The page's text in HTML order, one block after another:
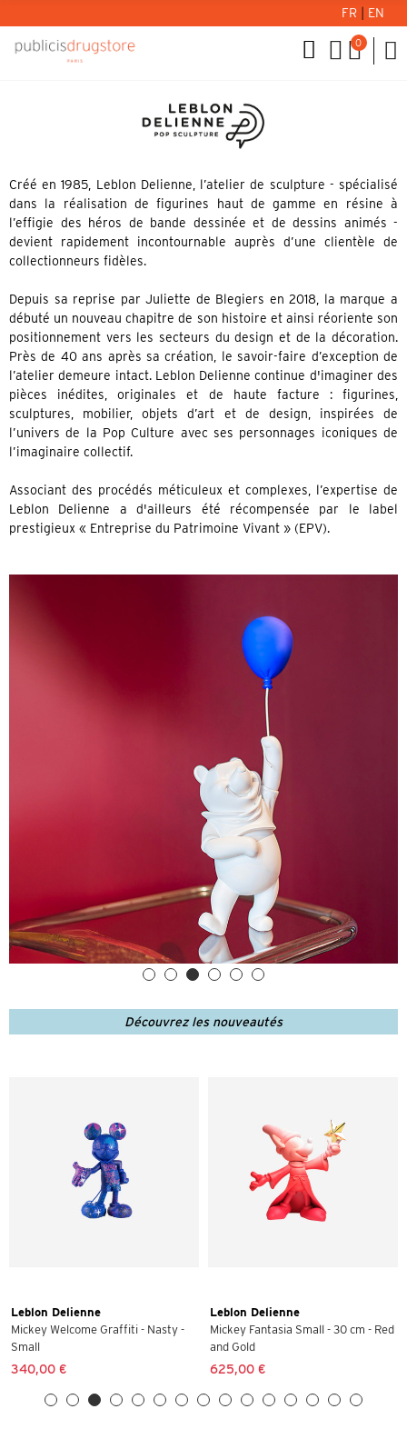
FR EN
0
Créé en 1985, Leblon Delienne, l’atelier de sculpture - spécialisé
dans la réalisation de figurines haut de gamme en résine à
l’effigie des héros de bande dessinée et de dessins animés -
devient rapidement incontournable auprès d’une clientèle de
collectionneurs fidèles.
Depuis sa reprise par Juliette de Blegiers en 2018, la marque a
débuté un nouveau chapitre de son histoire et ainsi réoriente son
positionnement vers les secteurs du design et de la décoration.
Près de 40 ans après sa création, le savoir-faire d’exception de
l’atelier demeure intact. Leblon Delienne continue d'imaginer des
pièces inédites, originales et de haute facture : figurines,
sculptures, mobilier, objets d’art et de design, inspirées de
l’univers de la Pop Culture avec ses personnages iconiques de
l’imaginaire collectif.
Associant des procédés méticuleux et complexes, l’expertise de
Leblon Delienne a d'ailleurs été récompensée par le label
prestigieux « Entreprise du Patrimoine Vivant » (EPV).
Découvrez les nouveautés
Leblon Delienne
Mickey Welcome Graffiti - Nasty -
Small
340,00 €
Leblon Delienne
Mickey Fantasia Small - 30 cm - Red
and Gold
625,00 €